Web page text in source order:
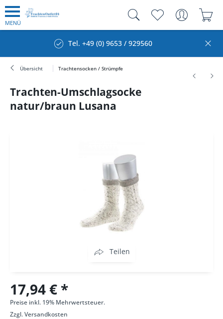
MENÜ
Tel. +49 (0) 9653 / 929560
Übersicht Trachtensocken / Strümpfe
Trachten-Umschlagsocke
natur/braun Lusana
Teilen
17,94 € *
Preise inkl. 19% Mehrwertsteuer.
Zzgl.Versandkosten